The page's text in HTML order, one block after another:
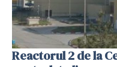
Reactorul 2 de la